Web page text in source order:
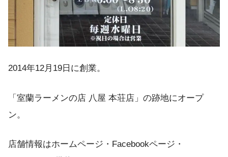
2014年12月19日に創業。
「室蘭ラーメンの店 八屋 本荘店」の跡地にオープ
ン。
店舗情報はホームページ・Facebookページ・